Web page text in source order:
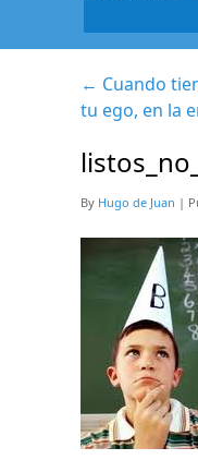
← Cuando
tu ego, en la
By Hugo de Juan |